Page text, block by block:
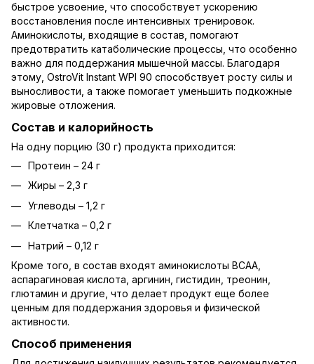
быстрое усвоение, что способствует ускорению
восстановления после интенсивных тренировок.
Аминокислоты, входящие в состав, помогают
предотвратить катаболические процессы, что особенно
важно для поддержания мышечной массы. Благодаря
этому, OstroVit Instant WPI 90 способствует росту силы и
выносливости, а также помогает уменьшить подкожные
жировые отложения.
Состав и калорийность
На одну порцию (30 г) продукта приходится:
Протеин – 24 г
Жиры – 2,3 г
Углеводы – 1,2 г
Клетчатка – 0,2 г
Натрий – 0,12 г
Кроме того, в состав входят аминокислоты ВСАА,
аспарагиновая кислота, аргинин, гистидин, треонин,
глютамин и другие, что делает продукт еще более
ценным для поддержания здоровья и физической
активности.
Способ применения